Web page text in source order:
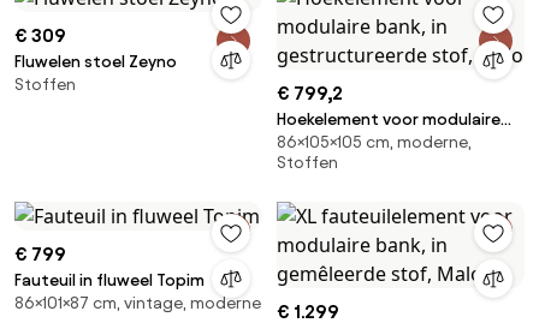
€ 309
Fluwelen stoel Zeyno
Stoffen
€ 799,2
Hoekelement voor modulaire
bank, in gestructureerde stof,
Malo
86×105×105 cm, moderne,
Stoffen
€ 799
Fauteuil in fluweel Topim
86×101×87 cm, vintage, moderne
€ 1.299